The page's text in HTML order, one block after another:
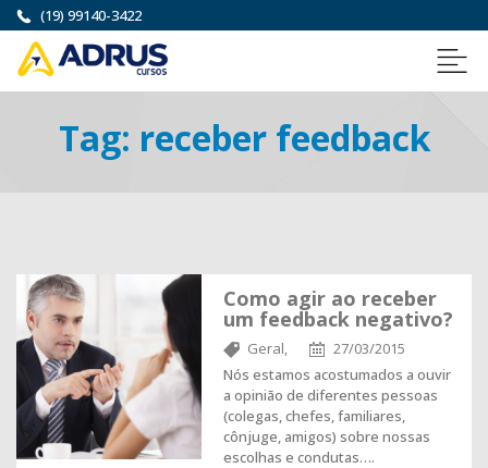
(19) 99140-3422
Tag: receber feedback
Como agir ao receber
um feedback negativo?
Geral,
27/03/2015
Nós estamos acostumados a ouvir
a opinião de diferentes pessoas
(colegas, chefes, familiares,
cônjuge, amigos) sobre nossas
escolhas e condutas….